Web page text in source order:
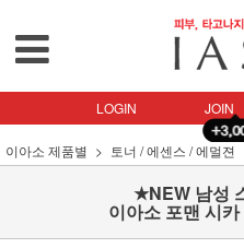
LOGIN JOIN
이아소 제품별 토너 / 에센스 / 에멀젼
★NEW 남성
이아소 포맨 시